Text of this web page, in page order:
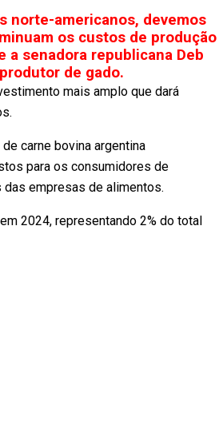
norte-americanos, devemos
os custos de produção
a senadora republicana Deb
de gado.
mais amplo que dará
carne bovina argentina
para os consumidores de
das empresas de alimentos.
2024, representando 2% do total